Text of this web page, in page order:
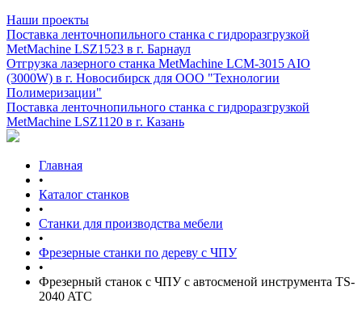
Наши проекты
Поставка ленточнопильного станка c гидроразгрузкой
MetMachine LSZ1523 в г. Барнаул
Отгрузка лазерного станка MetMachine LCM-3015 AIO
(3000W) в г. Новосибирск для ООО "Технологии
Полимеризации"
Поставка ленточнопильного станка c гидроразгрузкой
MetMachine LSZ1120 в г. Казань
Главная
•
Каталог станков
•
Станки для производства мебели
•
Фрезерные станки по дереву с ЧПУ
•
Фрезерный станок с ЧПУ с автосменой инструмента TS-
2040 ATC